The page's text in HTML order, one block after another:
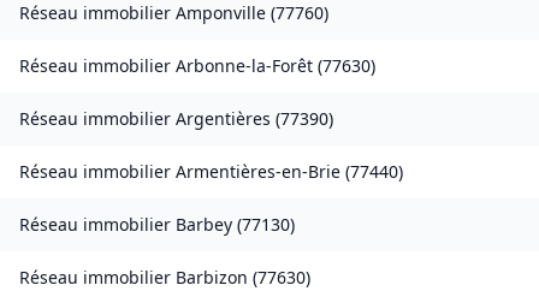
Réseau immobilier Amponville (77760)
Réseau immobilier Arbonne-la-Forêt (77630)
Réseau immobilier Argentières (77390)
Réseau immobilier Armentières-en-Brie (77440)
Réseau immobilier Barbey (77130)
Réseau immobilier Barbizon (77630)